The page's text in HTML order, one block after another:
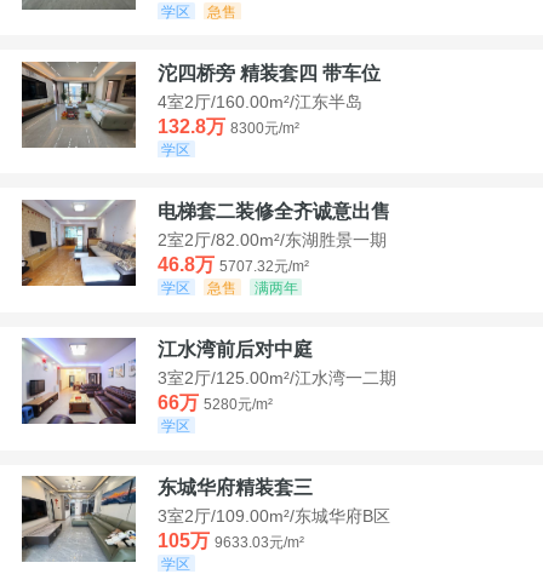
学区
急售
沱四桥旁 精装套四 带车位
4室2厅/160.00m²/江东半岛
132.8万 8300元/m²
学区
电梯套二装修全齐诚意出售
2室2厅/82.00m²/东湖胜景一期
46.8万 5707.32元/m²
学区
急售 满两年
江水湾前后对中庭
3室2厅/125.00m²/江水湾一二期
66万 5280元/m²
学区
东城华府精装套三
3室2厅/109.00m²/东城华府B区
105万 9633.03元/m²
学区